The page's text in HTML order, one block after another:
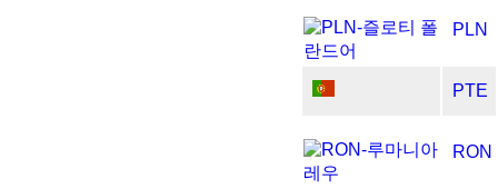
PLN
PTE
RON